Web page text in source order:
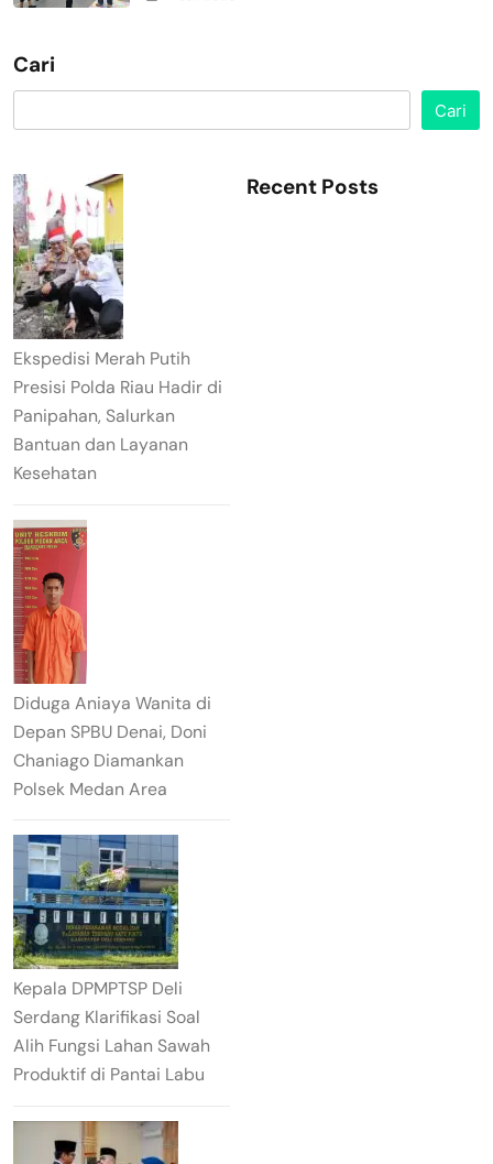
Cari
Cari
Ekspedisi Merah Putih
Presisi Polda Riau Hadir di
Panipahan, Salurkan
Bantuan dan Layanan
Kesehatan
Diduga Aniaya Wanita di
Depan SPBU Denai, Doni
Chaniago Diamankan
Polsek Medan Area
Kepala DPMPTSP Deli
Serdang Klarifikasi Soal
Alih Fungsi Lahan Sawah
Produktif di Pantai Labu
Recent Posts